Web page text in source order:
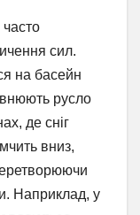
часто
сил.
на басейн
русло
де сніг
вниз,
Наприклад, у